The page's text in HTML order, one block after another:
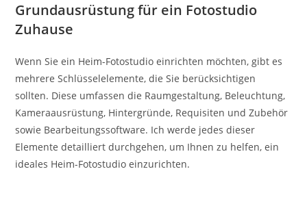
Grundausrüstung für ein Fotostudio
Zuhause
Wenn Sie ein Heim-Fotostudio einrichten möchten, gibt es
mehrere Schlüsselelemente, die Sie berücksichtigen
sollten. Diese umfassen die Raumgestaltung, Beleuchtung,
Kameraausrüstung, Hintergründe, Requisiten und Zubehör
sowie Bearbeitungssoftware. Ich werde jedes dieser
Elemente detailliert durchgehen, um Ihnen zu helfen, ein
ideales Heim-Fotostudio einzurichten.